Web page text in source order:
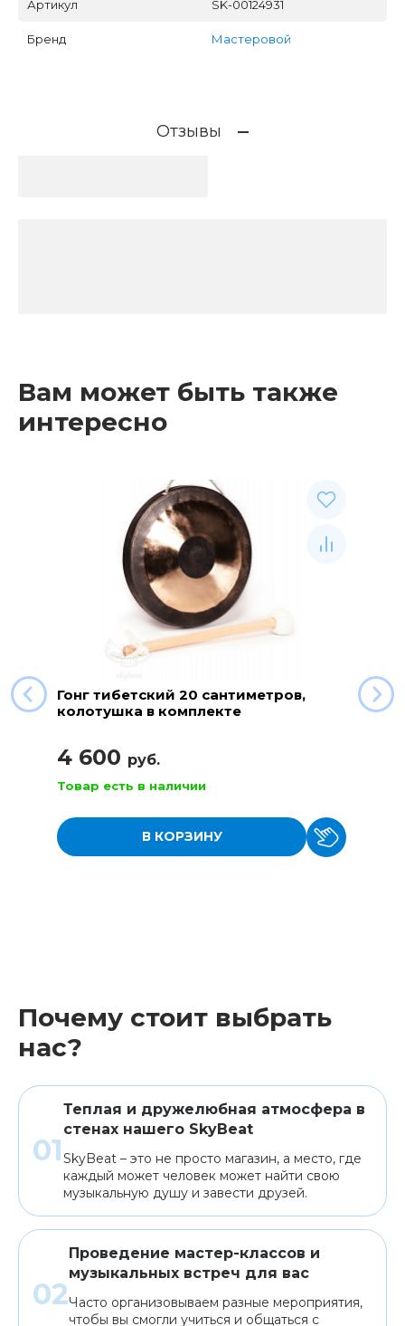
Артикул SK-00124931
Бренд Мастеровой
Отзывы
Вам может быть также
интересно
Гонг тибетский 20 сантиметров,
колотушка в комплекте
4 600 руб.
Товар есть в наличии
В КОРЗИНУ
Почему стоит выбрать
нас?
Теплая и дружелюбная атмосфера в
стенах нашего SkyBeat
SkyBeat – это не просто магазин, а место, где
каждый может человек может найти свою
музыкальную душу и завести друзей.
Проведение мастер-классов и
музыкальных встреч для вас
Часто организовываем разные мероприятия,
чтобы вы смогли учиться и общаться с